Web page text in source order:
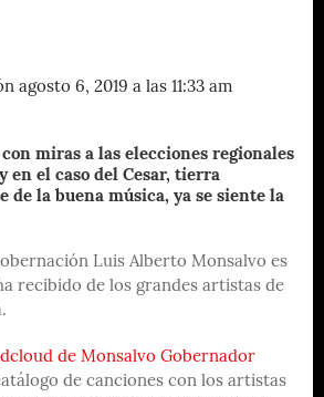
agosto 6, 2019 a las 11:33 am
miras a las elecciones regionales
en el caso del Cesar, tierra
de la buena música, ya se siente la
Luis Alberto Monsalvo es
recibido de los grandes artistas de
de Monsalvo Gobernador
de canciones con los artistas